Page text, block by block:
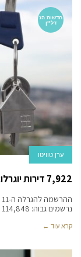
חדשות הנ
דל''ן
ערן טוויטו
7,922 דירות יוגרלו: ההרשמה להגרלת “דירה בהנחה” הסתיימה
נרשמים גבוה: 114,848 משקי בית נרשמו להגרלה, וביצעו יחד
קרא עוד ←